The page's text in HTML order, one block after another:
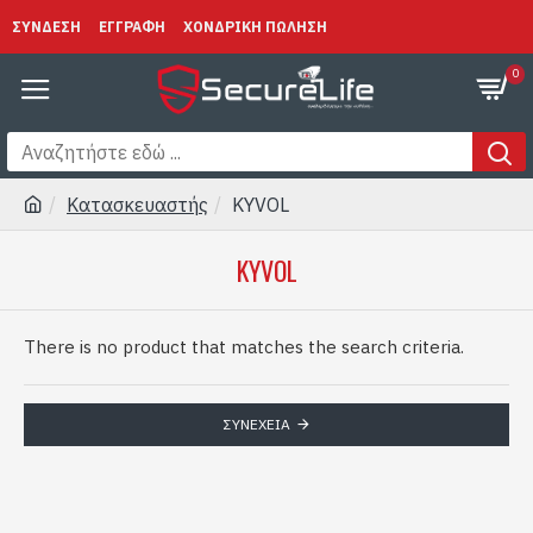
ΣΥΝΔΕΣΗ ΕΓΓΡΑΦΗ ΧΟΝΔΡΙΚΗ ΠΩΛΗΣΗ
0
Κατασκευαστής KYVOL
KYVOL
There is no product that matches the search criteria.
ΣΥΝΈΧΕΙΑ